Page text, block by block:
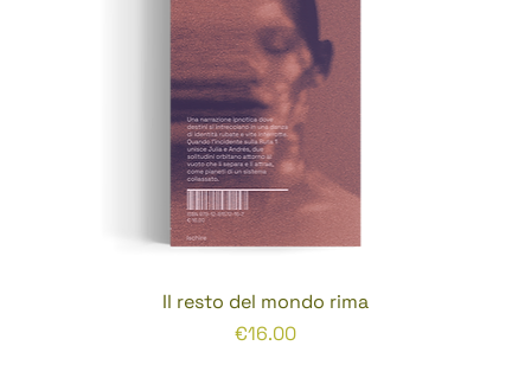
Il resto del mondo rima
Prezzo
€16.00